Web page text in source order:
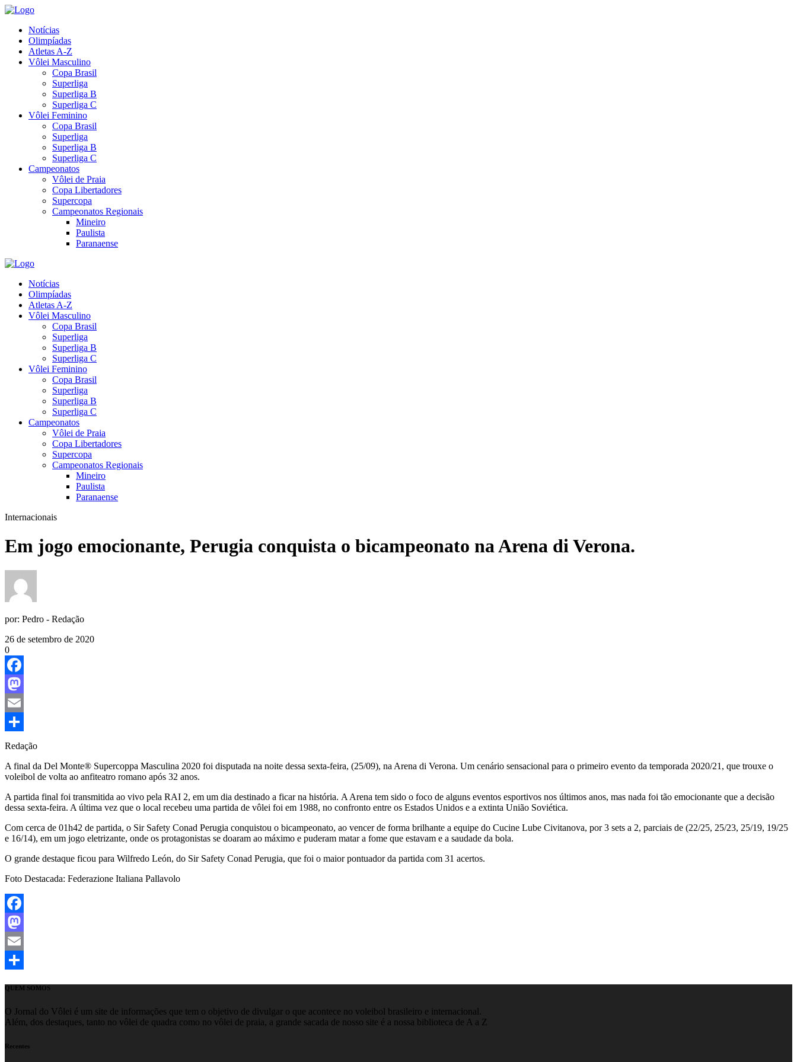
Notícias
Olimpíadas
Atletas A-Z
Vôlei Masculino
Copa Brasil
Superliga
Superliga B
Superliga C
Vôlei Feminino
Copa Brasil
Superliga
Superliga B
Superliga C
Campeonatos
Vôlei de Praia
Copa Libertadores
Supercopa
Campeonatos Regionais
Mineiro
Paulista
Paranaense
Notícias
Olimpíadas
Atletas A-Z
Vôlei Masculino
Copa Brasil
Superliga
Superliga B
Superliga C
Vôlei Feminino
Copa Brasil
Superliga
Superliga B
Superliga C
Campeonatos
Vôlei de Praia
Copa Libertadores
Supercopa
Campeonatos Regionais
Mineiro
Paulista
Paranaense
Internacionais
Em jogo emocionante, Perugia conquista o bicampeonato na Arena di Verona.
por: Pedro - Redação
26 de setembro de 2020
0
Facebook
Mastodon
Email
Share
Redação
A final da Del Monte® Supercoppa Masculina 2020 foi disputada na noite dessa sexta-feira, (25/09), na Arena di Verona. Um cenário sensacional para o primeiro evento da temporada 2020/21, que trouxe o
voleibol de volta ao anfiteatro romano após 32 anos.
A partida final foi transmitida ao vivo pela RAI 2, em um dia destinado a ficar na história. A Arena tem sido o foco de alguns eventos esportivos nos últimos anos, mas nada foi tão emocionante que a decisão
dessa sexta-feira. A última vez que o local recebeu uma partida de vôlei foi em 1988, no confronto entre os Estados Unidos e a extinta União Soviética.
Com cerca de 01h42 de partida, o Sir Safety Conad Perugia conquistou o bicampeonato, ao vencer de forma brilhante a equipe do Cucine Lube Civitanova, por 3 sets a 2, parciais de (22/25, 25/23, 25/19, 19/25
e 16/14), em um jogo eletrizante, onde os protagonistas se doaram ao máximo e puderam matar a fome que estavam e a saudade da bola.
O grande destaque ficou para Wilfredo León, do Sir Safety Conad Perugia, que foi o maior pontuador da partida com 31 acertos.
Foto Destacada: Federazione Italiana Pallavolo
Facebook
Mastodon
Email
QUEM SOMOS
O Jornal do Vôlei é um site de informações que tem o objetivo de divulgar o que acontece no voleibol brasileiro e internacional.
Além, dos destaques, tanto no vôlei de quadra como no vôlei de praia, a grande sacada de nosso site é a nossa biblioteca de A a Z
Recentes